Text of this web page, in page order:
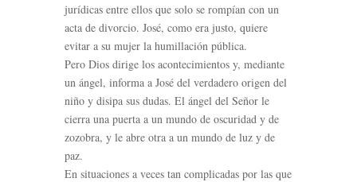
jurídicas entre ellos que solo se rompían con un
acta de divorcio. José, como era justo, quiere
evitar a su mujer la humillación pública.
Pero Dios dirige los acontecimientos y, mediante
un ángel, informa a José del verdadero origen del
niño y disipa sus dudas. El ángel del Señor le
cierra una puerta a un mundo de oscuridad y de
zozobra, y le abre otra a un mundo de luz y de
paz.
En situaciones a veces tan complicadas por las que